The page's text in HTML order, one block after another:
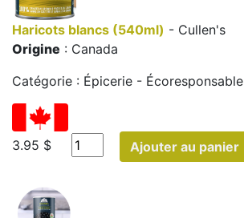
Haricots blancs (540ml) - Cullen's
Origine : Canada
Catégorie : Épicerie - Écoresponsable
3.95 $ Ajouter au panier